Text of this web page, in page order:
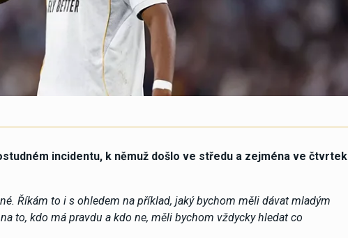
incidentu, k němuž došlo ve středu a zejména ve čtvrtek
Říkám to i s ohledem na příklad, jaký bychom měli dávat mladým
to, kdo má pravdu a kdo ne, měli bychom vždycky hledat co